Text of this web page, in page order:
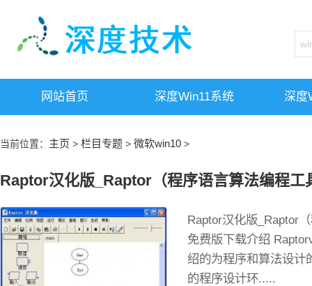
网站首页 深度win11系统 深度
当前位置： 主页 > 栏目专题 > 微软win10 >
Raptor汉化版_Raptor（程序语言算法编程工
Raptor汉化版_Raptor
免费版下载介绍
绍的为程序和算法设计
的程序设计环.....